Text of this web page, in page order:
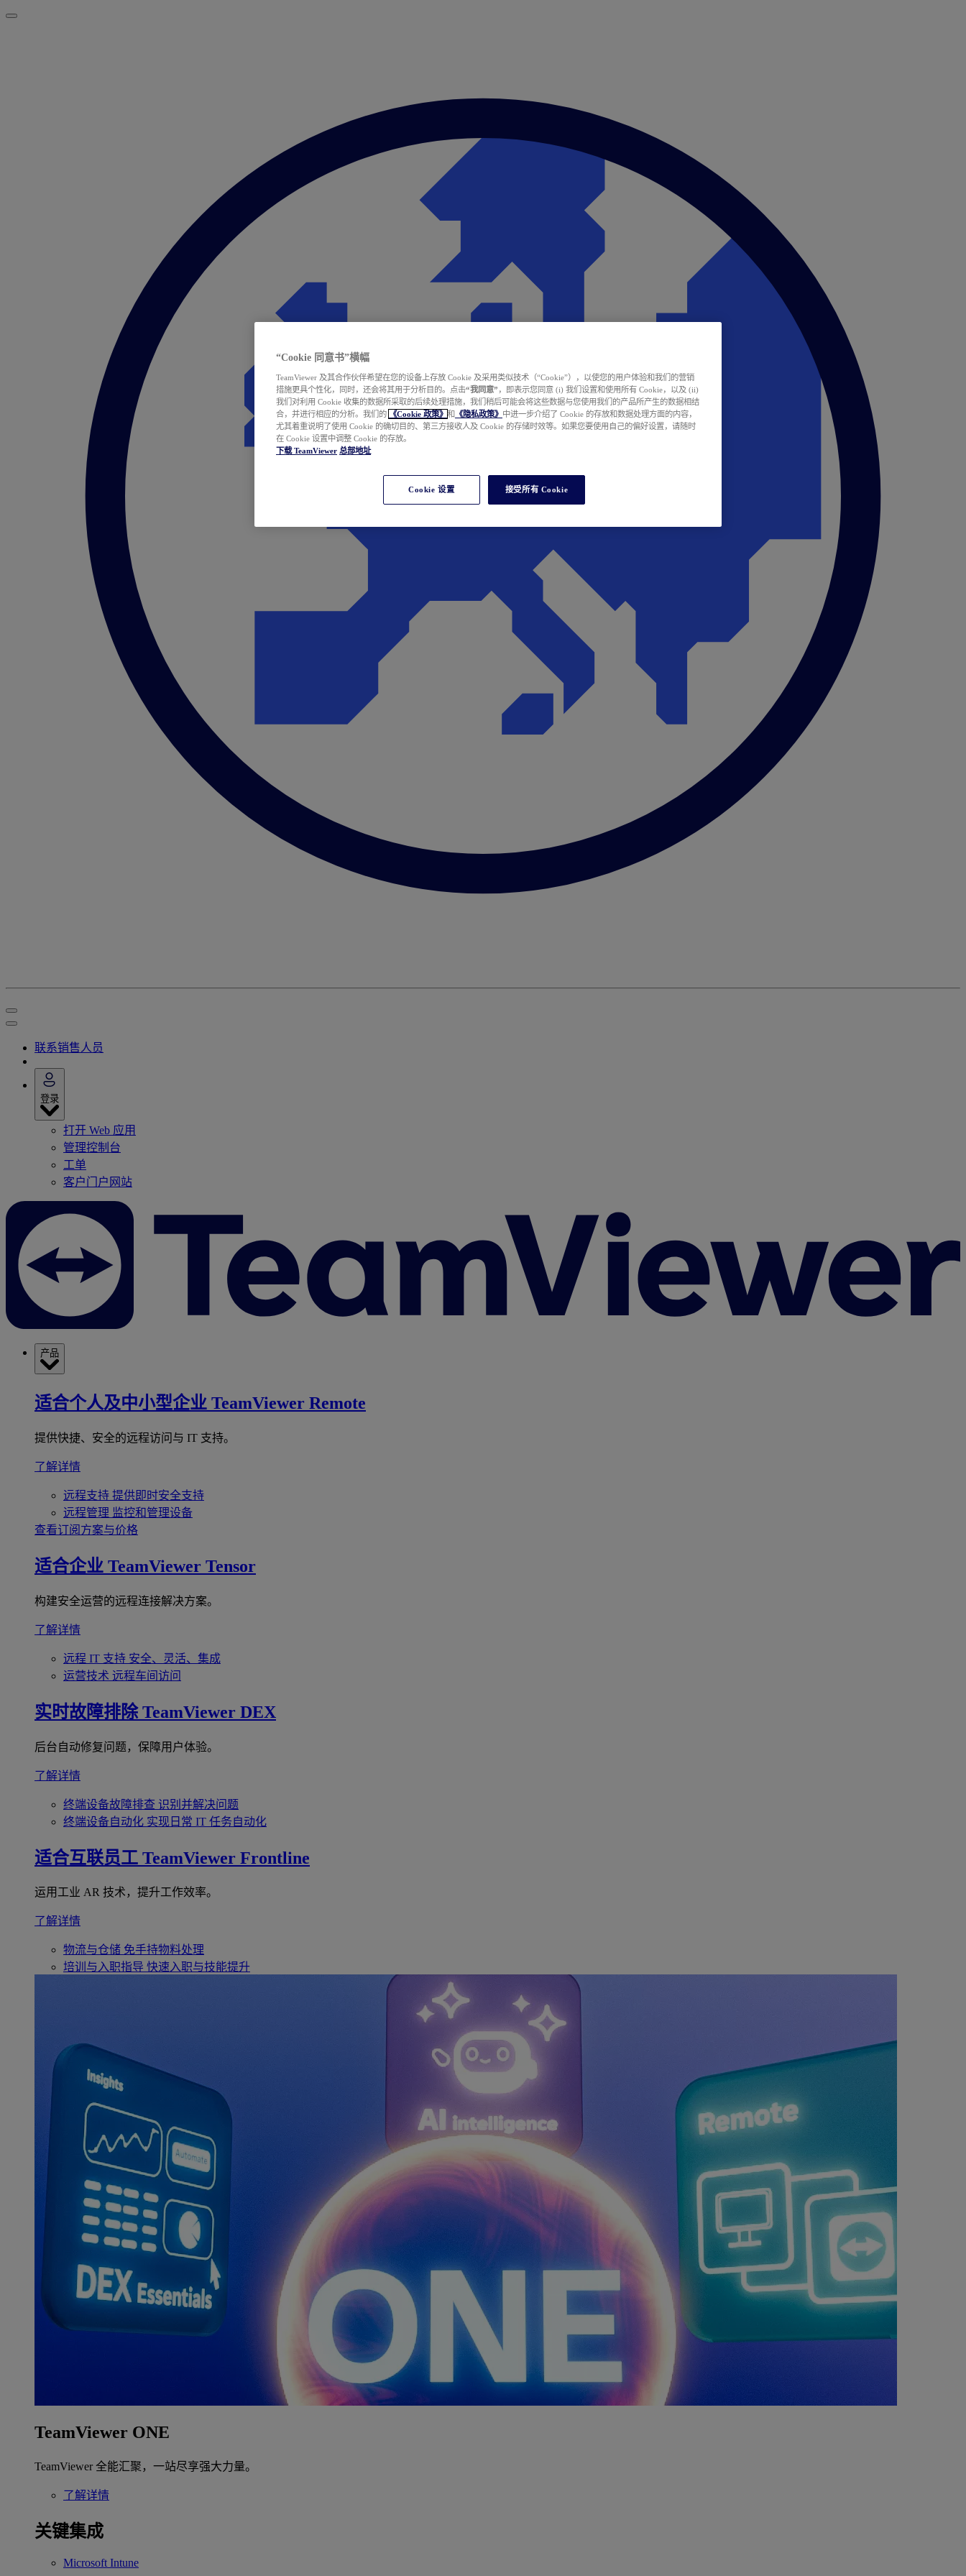
联系销售人员
登录
打开 Web 应用
管理控制台
工单
客户门户网站
产品
适合个人及中小型企业 TeamViewer Remote
提供快捷、安全的远程访问与 IT 支持。
了解详情
远程支持 提供即时安全支持
远程管理 监控和管理设备
查看订阅方案与价格
适合企业 TeamViewer Tensor
构建安全运营的远程连接解决方案。
了解详情
远程 IT 支持 安全、灵活、集成
运营技术 远程车间访问
实时故障排除 TeamViewer DEX
后台自动修复问题，保障用户体验。
了解详情
终端设备故障排查 识别并解决问题
终端设备自动化 实现日常 IT 任务自动化
适合互联员工 TeamViewer Frontline
运用工业 AR 技术，提升工作效率。
了解详情
物流与仓储 免手持物料处理
培训与入职指导 快速入职与技能提升
TeamViewer ONE
TeamViewer 全能汇聚，一站尽享强大力量。
了解详情
关键集成
Microsoft Intune
“Cookie 同意书”横幅
TeamViewer 及其合作伙伴希望在您的设备上存放 Cookie 及采用类似技术（“Cookie”），以使您的用户体验和我们的营销
措施更具个性化，同时，还会将其用于分析目的。点击“我同意” ，即表示您同意 (i) 我们设置和使用所有 Cookie，以及 (ii)
我们对利用 Cookie 收集的数据所采取的后续处理措施，我们稍后可能会将这些数据与您使用我们的产品所产生的数据相结
合，并进行相应的分析。我们的
《Cookie 政策》 和 《隐私政策》 中进一步介绍了 Cookie 的存放和数据处理方面的内容，
尤其着重说明了使用 Cookie 的确切目的、第三方接收人及 Cookie 的存储时效等。如果您要使用自己的偏好设置，请随时
在 Cookie 设置中调整 Cookie 的存放。
下载 TeamViewer 总部地址
Cookie 设置 接受所有 Cookie